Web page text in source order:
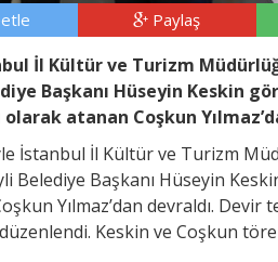
Paylaş
İl Kültür ve Turizm
Başkanı Hüseyin Keskin
atanan Coşkun
İstanbul İl Kültür ve Turizm
Belediye Başkanı Hüseyin
Yılmaz’dan devraldı. Devir
Keskin ve Coşkun